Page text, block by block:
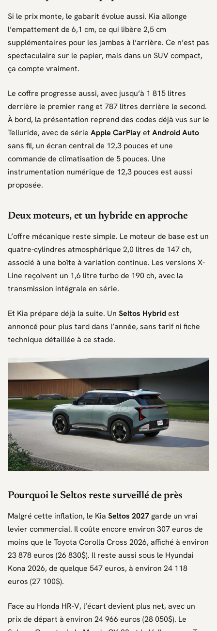
Si le prix monte, le gabarit évolue aussi. Kia allonge
l’empattement de 6,1 cm, ce qui libère 2,5 cm
supplémentaires pour les jambes à l’arrière. Ce n’est pas
spectaculaire sur le papier, mais dans un SUV compact,
ça compte vraiment.
Le coffre progresse aussi, avec jusqu’à 1 815 litres
derrière le premier rang et 787 litres derrière le second.
À bord, la présentation reprend des codes déjà vus sur le
Telluride, avec de série Apple CarPlayet Android Auto
sans fil, un écran central de 12,3 pouces et une
commande de climatisation de 5 pouces. Une
instrumentation numérique de 12,3 pouces est aussi
proposée.
Deux moteurs, et un hybride en approche
L’offre mécanique reste simple. Le moteur de base est un
quatre-cylindres atmosphérique 2,0 litres de 147 ch,
associé à une boîte à variation continue. Les versions X-
Line reçoivent un 1,6 litre turbo de 190 ch, avec la
transmission intégrale en série.
Et Kia prépare déjà la suite. Un Seltos Hybridest
annoncé pour plus tard dans l’année, sans tarif ni fiche
technique détaillée à ce stade.
Pourquoi le Seltos reste surveillé de près
Malgré cette inflation, le Kia Seltos 2027 garde un vrai
levier commercial. Il coûte encore environ 307 euros de
moins que le Toyota Corolla Cross 2026, affiché à environ
23 878 euros (26 830$). Il reste aussi sous le Hyundai
Kona 2026, de quelque 547 euros, à environ 24 118
euros (27 100$).
Face au Honda HR-V, l’écart devient plus net, avec un
prix de départ à environ 24 966 euros (28 050$). Le